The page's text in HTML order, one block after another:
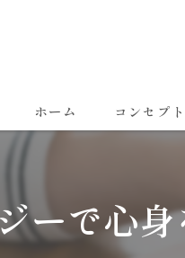
ホーム コンセプト
ーで心